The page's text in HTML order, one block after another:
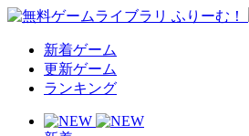
新着ゲーム
更新ゲーム
ランキング